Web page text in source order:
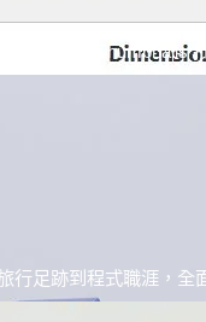
All Thumbnails
行足跡到程式職涯，全